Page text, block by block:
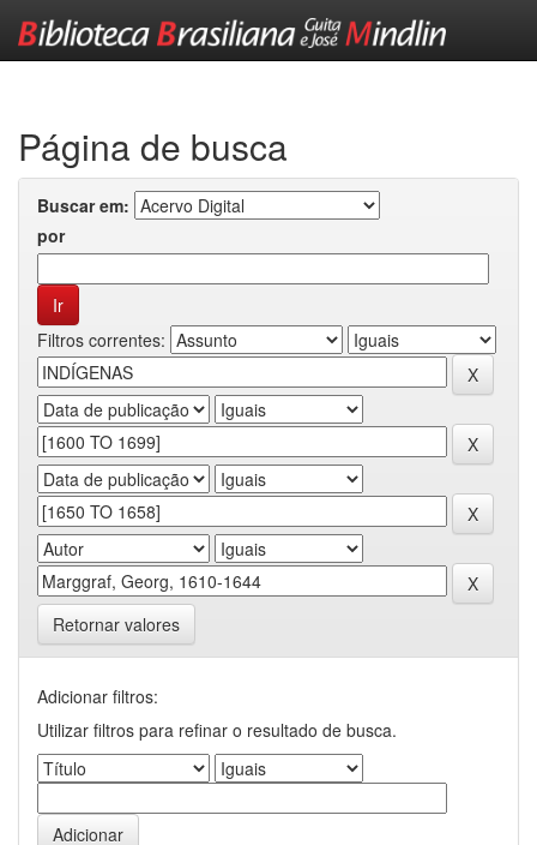
Página de busca
Buscar em:
por
Filtros correntes:
Retornar valores
Adicionar filtros:
Utilizar filtros para refinar o resultado de busca.